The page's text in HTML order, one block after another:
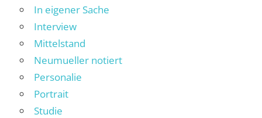
In eigener Sache
Interview
Mittelstand
Neumueller notiert
Personalie
Portrait
Studie